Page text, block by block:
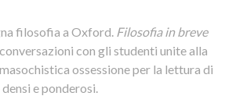
filosofia a Oxford. Filosofia in breve
con gli studenti unite alla
ossessione per la lettura di
e ponderosi.